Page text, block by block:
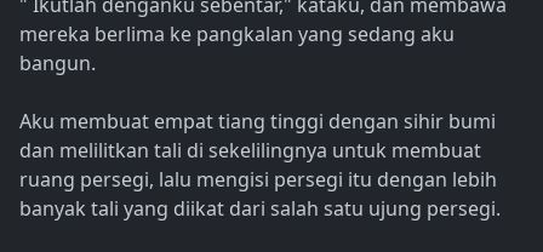
" Ikutlah denganku sebentar," kataku, dan membawa
mereka berlima ke pangkalan yang sedang aku
bangun.
Aku membuat empat tiang tinggi dengan sihir bumi
dan melilitkan tali di sekelilingnya untuk membuat
ruang persegi, lalu mengisi persegi itu dengan lebih
banyak tali yang diikat dari salah satu ujung persegi.